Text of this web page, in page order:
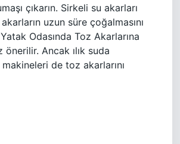
çıkarın. Sirkeli su akarları
uzun süre çoğalmasını
Odasında Toz Akarlarına
önerilir. Ancak ılık suda
de toz akarlarını